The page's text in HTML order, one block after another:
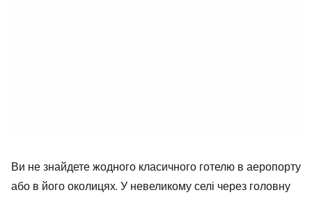
Ви не знайдете жодного класичного готелю в аеропорту
або в його околицях. У невеликому селі через головну